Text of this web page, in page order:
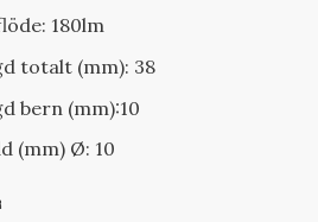
180lm
totalt (mm): 38
bern (mm):10
(mm) Ø: 10